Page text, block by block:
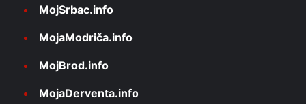
MojSrbac.info
MojaModriča.info
MojBrod.info
MojaDerventa.info